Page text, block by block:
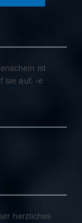
ist
sie auf. -e
herzliches